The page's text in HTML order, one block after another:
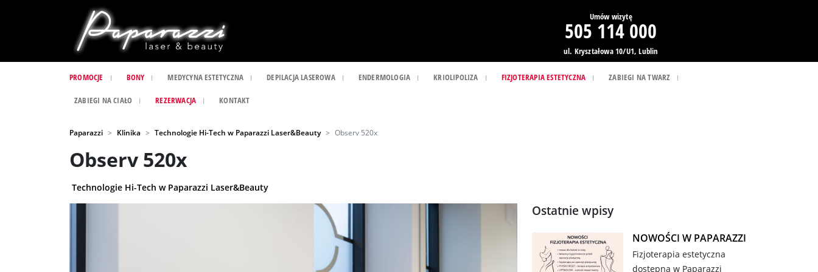
Umów wizytę
505 114 000
ul. Kryształowa 10/U1, Lublin
PROMOCJE BONY MEDYCYNA ESTETYCZNA DEPILACJA LASEROWA ENDERMOLOGIA KRIOLIPOLIZA FIZJOTERAPIA ESTETYCZNA ZABIEGI NA TWARZ
ZABIEGI NA CIAŁO REZERWACJA KONTAKT
Paparazzi Klinika Technologie Hi-Tech w Paparazzi Laser&Beauty Observ 520x
Observ 520x
Technologie Hi-Tech w Paparazzi Laser&Beauty
Ostatnie wpisy
NOWOŚCI W PAPARAZZI
Fizjoterapia estetyczna
dostępna w Paparazzi